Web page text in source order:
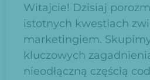
Witajcie! Dzisiaj
istotnych kwestiach
marketingiem.
kluczowych
nieodłączną częścią